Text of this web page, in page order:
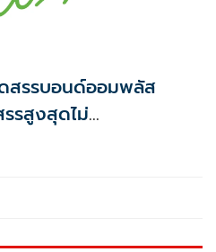
ดสรรบอนด์ออมพลัส
รสูงสุดไม่